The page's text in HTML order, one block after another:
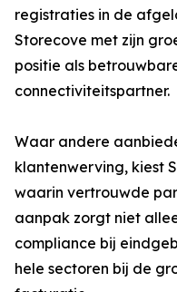
registraties in de
Storecove met zijn
positie als
connectiviteitspartner.
Waar andere
klantenwerving, kiest
waarin vertrouwde
aanpak zorgt niet
compliance bij
hele sectoren bij de